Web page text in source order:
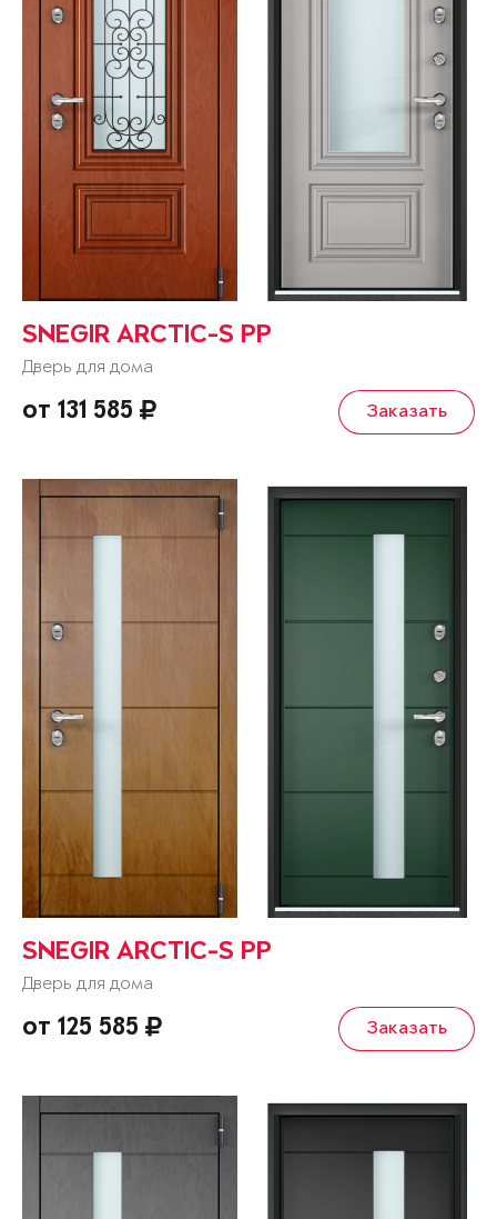
SNEGIR ARCTIC-S PP
Дверь для дома
от 131 585 Заказать
SNEGIR ARCTIC-S PP
Дверь для дома
от 125 585 Заказать